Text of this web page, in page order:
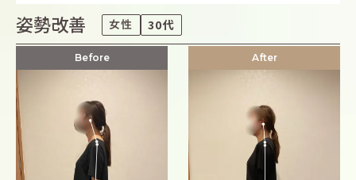
姿勢改善
女性 30代
Before After